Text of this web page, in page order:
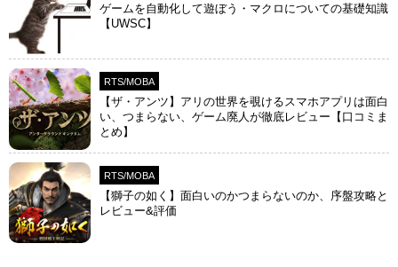
ゲームを自動化して遊ぼう・マクロについての基礎知識
【UWSC】
RTS/MOBA
【ザ・アンツ】アリの世界を覗けるスマホアプリは面白
い、つまらない、ゲーム廃人が徹底レビュー【口コミま
とめ】
RTS/MOBA
【獅子の如く】面白いのかつまらないのか、序盤攻略と
レビュー&評価